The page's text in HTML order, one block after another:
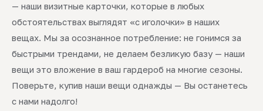
— наши визитные карточки, которые в любых
обстоятельствах выглядят «с иголочки» в наших
вещах. Мы за осознанное потребление: не гонимся за
быстрыми трендами, не делаем безликую базу — наши
вещи это вложение в ваш гардероб на многие сезоны.
Поверьте, купив наши вещи однажды — Вы останетесь
с нами надолго!